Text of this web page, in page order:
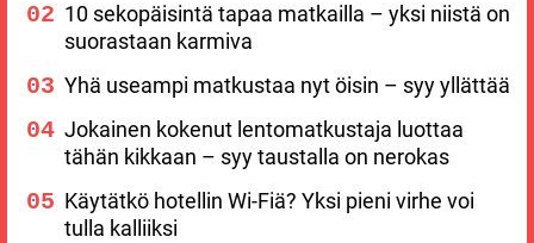
10 sekopäisintä tapaa matkailla – yksi niistä on
suorastaan karmiva
Yhä useampi matkustaa nyt öisin – syy yllättää
Jokainen kokenut lentomatkustaja luottaa
tähän kikkaan – syy taustalla on nerokas
Käytätkö hotellin Wi-Fiä? Yksi pieni virhe voi
tulla kalliiksi